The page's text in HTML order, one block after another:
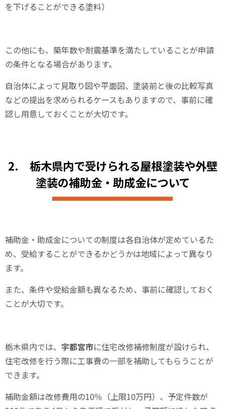
を下げることができる塗料）
この他にも、築年数や耐震基準を満たしていることが申請
の条件となる場合があります。
自治体によって見取り図や平面図、塗装前と後の比較写真
などの提出を求められるケースもありますので、事前に確
認し用意しておくことが大切です。
2. 栃木県内で受けられる屋根塗装や外壁
塗装の補助金・助成金について
補助金・助成金についての制度は各自治体が定めているた
め、受給することができるかどうかは地域によって異なり
ます。
また、条件や受給金額も異なるため、事前に確認しておく
ことが大切です。
栃木県内では、 宇都宮市に住宅改修補修制度が設けられ、
住宅改修を行う際に工事費の一部を補助してもらうことが
できます。
補助金額は改修費用の10％ （上限10万円）、予定件数が